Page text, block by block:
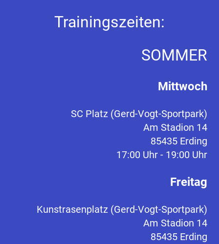
Trainingszeiten:
SOMMER
Mittwoch
SC Platz (Gerd-Vogt-Sportpark)
Am Stadion 14
85435 Erding
17:00 Uhr - 19:00 Uhr
Freitag
Kunstrasenplatz (Gerd-Vogt-Sportpark)
Am Stadion 14
85435 Erding